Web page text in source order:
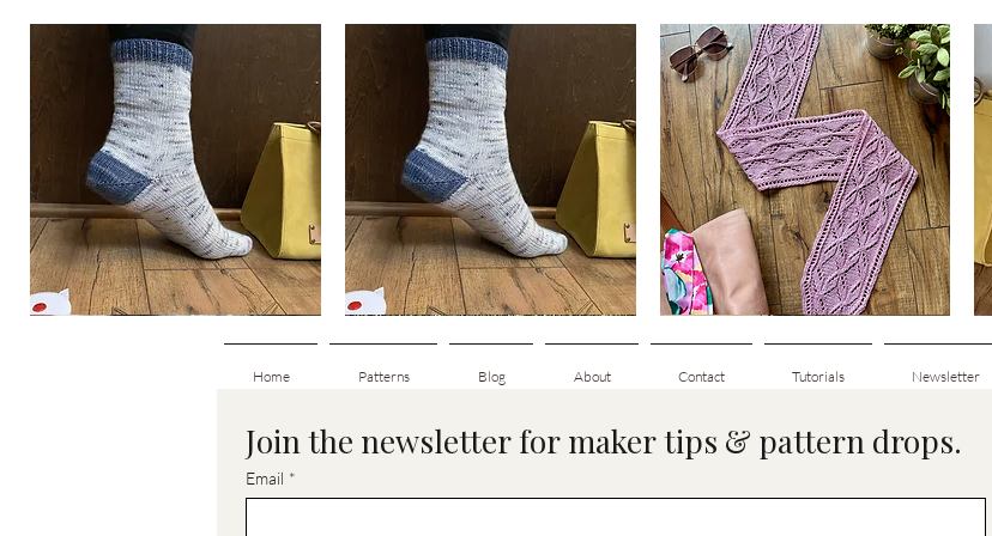
Basic
Snabbvisning
Basic
Up
Socks
Snabbvisning
Clematis
Home Patterns Blog About Contact Tutorials Newsletter
Join the newsletter for maker tips & pattern drops.
Email *